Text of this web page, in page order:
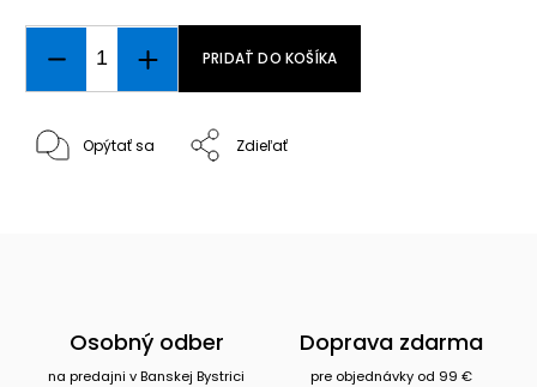
PRIDAŤ DO KOŠÍKA
Opýtať sa Zdieľať
Osobný odber
na predajni v Banskej Bystrici
Doprava zdarma
pre objednávky od 99 €